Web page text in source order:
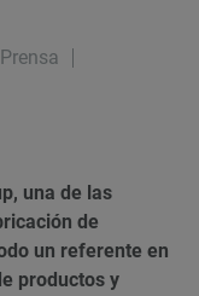
una de las
de
un referente en
productos y